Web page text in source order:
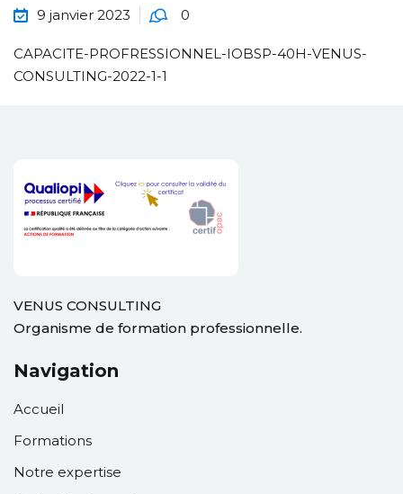
d’emploi
9 janvier 2023 0
CAPACITE-PROFRESSIONNEL-IOBSP-40H-VENUS-
CONSULTING-2022-1-1
VENUS CONSULTING
Organisme de formation professionnelle.
Navigation
Accueil
Formations
Notre expertise